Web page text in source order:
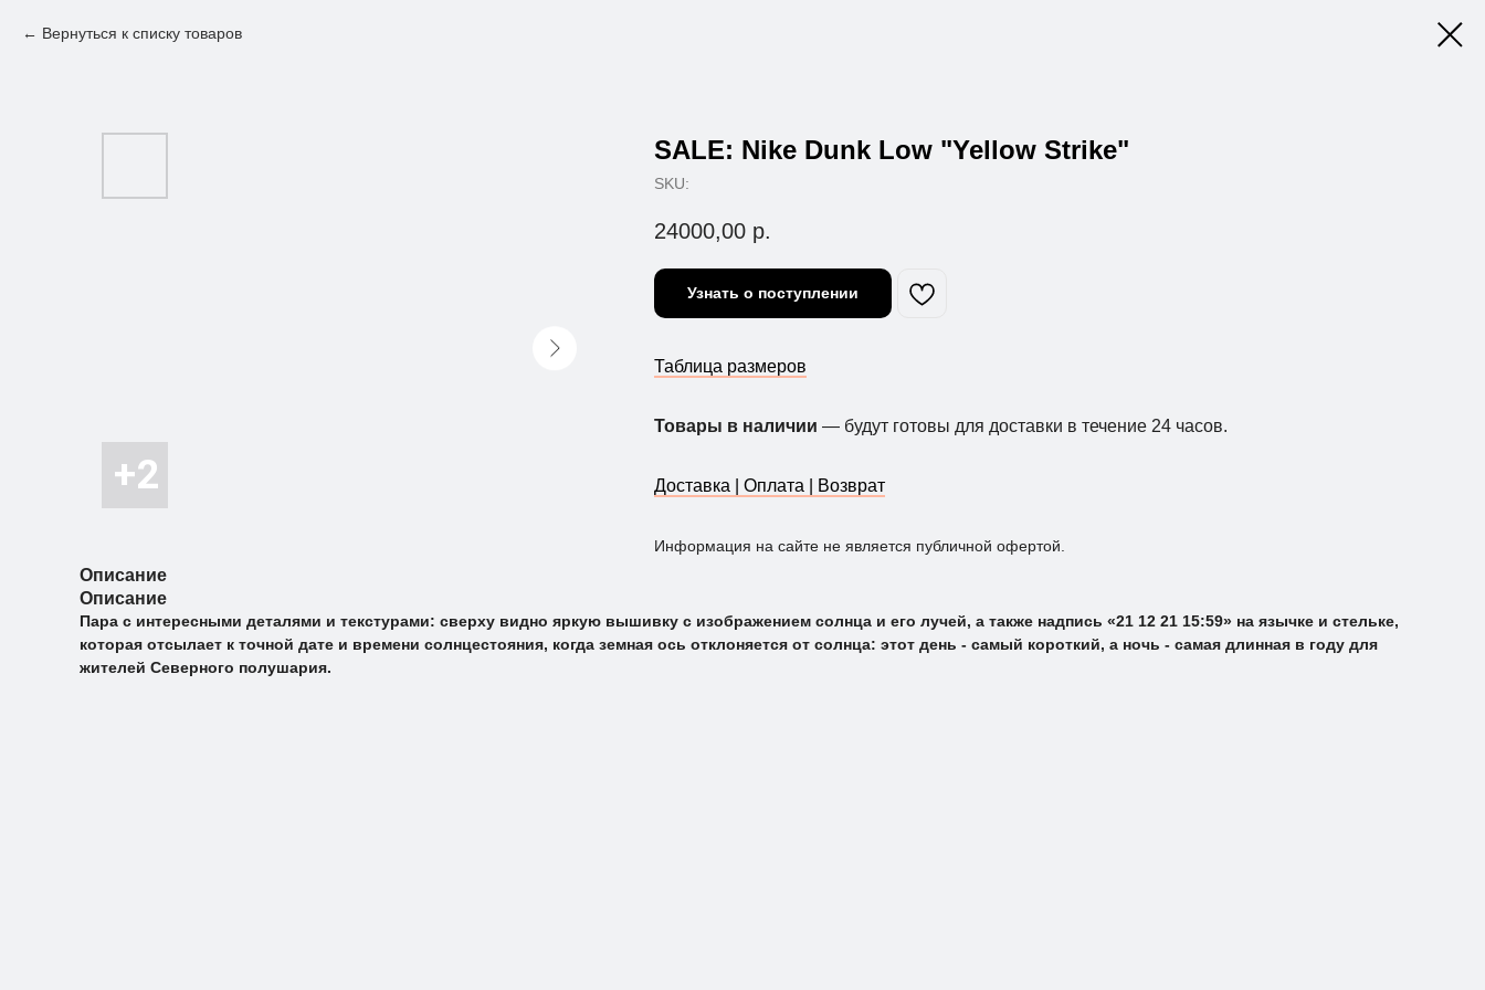
Вернуться к списку товаров
SALE: Nike Dunk Low "Yellow Strike"
SKU:
24000,00 р.
Узнать о поступлении
Таблица размеров
Товары в наличии — будут готовы для доставки в течение 24 часов.
Доставка | Оплата | Возврат
Информация на сайте не является публичной офертой.
Описание
Описание
Пара с интересными деталями и текстурами: сверху видно яркую вышивку с изображением солнца и его лучей, а также надпись «21 12 21 15:59» на язычке и стельке,
которая отсылает к точной дате и времени солнцестояния, когда земная ось отклоняется от солнца: этот день - самый короткий, а ночь - самая длинная в году для
жителей Северного полушария.